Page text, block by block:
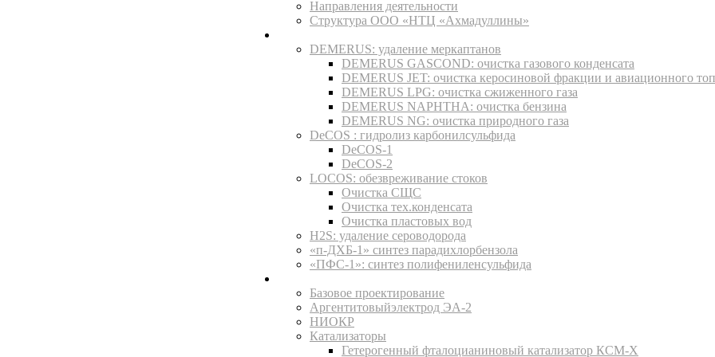
Направления деятельности
Структура ООО «НТЦ «Ахмадуллины»
DEMERUS: удаление меркаптанов
DEMERUS GASCOND: очистка газового конденсата
DEMERUS JET: очистка керосиновой фракции и авиационного
DEMERUS LPG: очистка сжиженного газа
DEMERUS NAPHTHA: очистка бензина
DEMERUS NG: очистка природного газа
DeCOS : гидролиз карбонилсульфида
DeCOS-1
DeCOS-2
LOCOS: обезвреживание стоков
Очистка СЩС
Очистка тех.конденсата
Очистка пластовых вод
H2S: удаление сероводорода
«п-ДХБ-1» синтез парадихлорбензола
«ПФС-1»: синтез полифениленсульфида
Базовое проектирование
Аргентитовыйэлектрод ЭА-2
НИОКР
Катализаторы
Гетерогенный фталоцианиновый катализатор КСМ-Х